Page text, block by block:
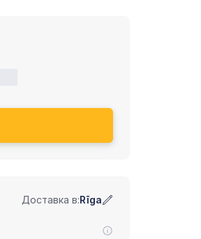
Доставка в:Rīga